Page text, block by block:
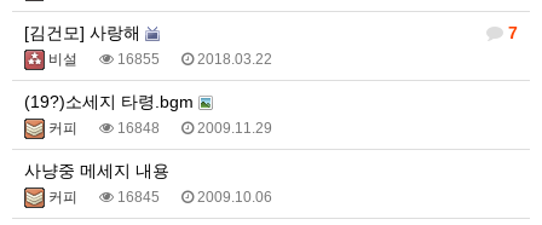
7
[김건모] 사랑해
비설 16855 2018.03.22
(19?)소세지 타령.bgm
커피 16848 2009.11.29
사냥중 메세지 내용
커피 16845 2009.10.06